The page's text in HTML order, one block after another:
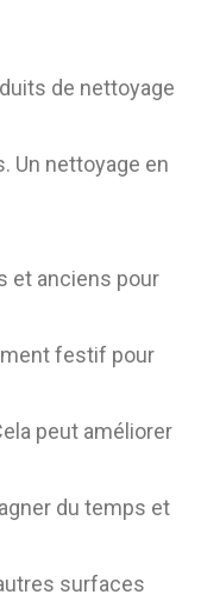
de nettoyage
Un nettoyage en
et anciens pour
festif pour
peut améliorer
du temps et
surfaces